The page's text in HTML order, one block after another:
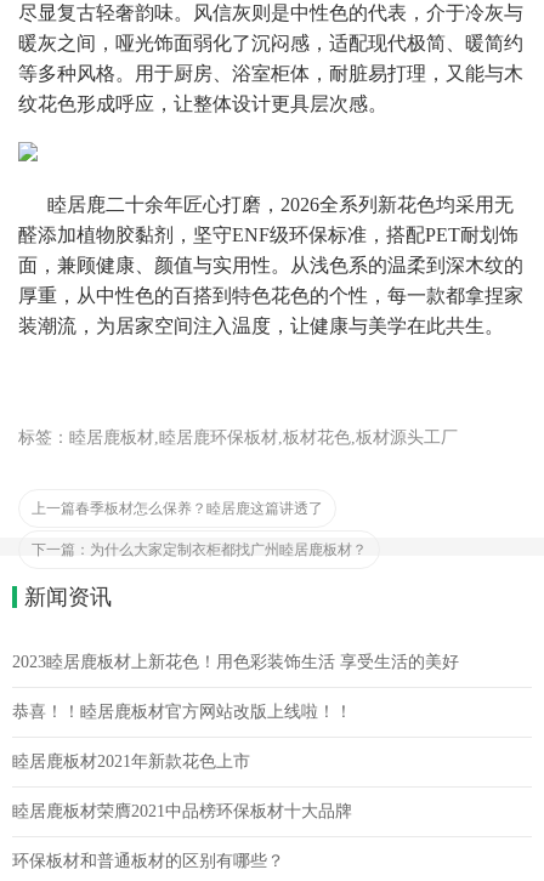
尽显复古轻奢韵味。
风信灰则是中性色的代表，介于冷灰与
暖灰之间，哑光饰面弱化了沉闷感，适配现代极简、暖简约
等多种风格。用于厨房、浴室柜体，耐脏易打理，又能与木
纹花色形成呼应，让整体设计更具层次感。
睦居鹿二十余年匠心打磨，2026全系列新花色均采用无
醛添加植物胶黏剂，坚守ENF级环保标准，搭配PET耐划饰
面，兼顾健康、颜值与实用性。从浅色系的温柔到深木纹的
厚重，从中性色的百搭到特色花色的个性，每一款都拿捏家
装潮流，为居家空间注入温度，让健康与美学在此共生。
标签：睦居鹿板材,睦居鹿环保板材,板材花色,板材源头工厂
上一篇春季板材怎么保养？睦居鹿这篇讲透了
下一篇： 为什么大家定制衣柜都找广州睦居鹿板材？
新闻资讯
2023睦居鹿板材上新花色！用色彩装饰生活 享受生活的美好
恭喜！！睦居鹿板材官方网站改版上线啦！！
睦居鹿板材2021年新款花色上市
睦居鹿板材荣膺2021中品榜环保板材十大品牌
环保板材和普通板材的区别有哪些？